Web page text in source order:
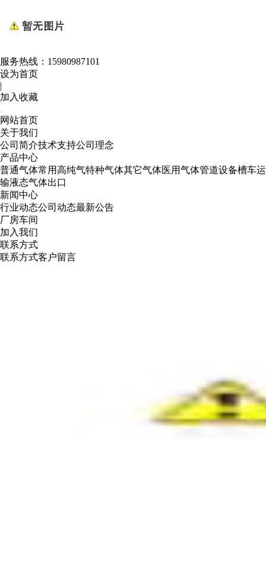
服务热线： 15980987101
设为首页
|
加入收藏
网站首页
关于我们
公司简介技术支持公司理念
产品中心
普通气体常用高纯气特种气体其它气体医用气体管道设备槽车运
输液态气体出口
新闻中心
行业动态公司动态最新公告
厂房车间
加入我们
联系方式
联系方式客户留言